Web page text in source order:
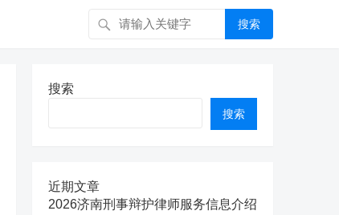
搜索
搜索
搜索
近期文章
2026济南刑事辩护律师服务信息介绍